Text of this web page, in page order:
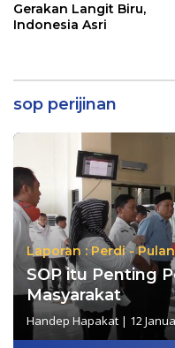
Gerakan Langit Biru,
Indonesia Asri
sop perijinan
Laporan : Perdi -
SOP itu Penting
Masyarakat
Handep Hapakat | 12